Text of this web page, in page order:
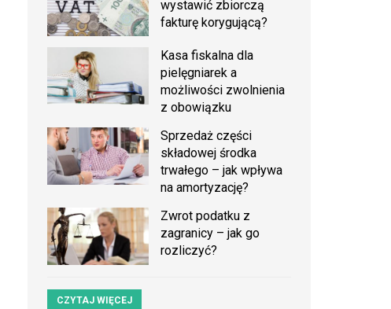
wystawić zbiorczą
fakturę korygującą?
Kasa fiskalna dla
pielęgniarek a
możliwości zwolnienia
z obowiązku
Sprzedaż części
składowej środka
trwałego – jak wpływa
na amortyzację?
Zwrot podatku z
zagranicy – jak go
rozliczyć?
CZYTAJ WIĘCEJ